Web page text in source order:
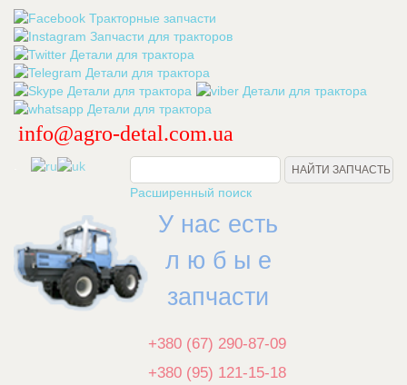
info@agro-detal.com.ua
Расширенный поиск
У нас есть
л ю б ы е
запчасти
+380 (67) 290-87-09
+380 (95) 121-15-18